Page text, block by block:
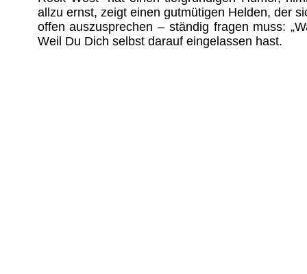
allzu ernst, zeigt einen gutmütigen Helden, der
offen auszusprechen – ständig fragen muss:
Weil Du Dich selbst darauf eingelassen hast.